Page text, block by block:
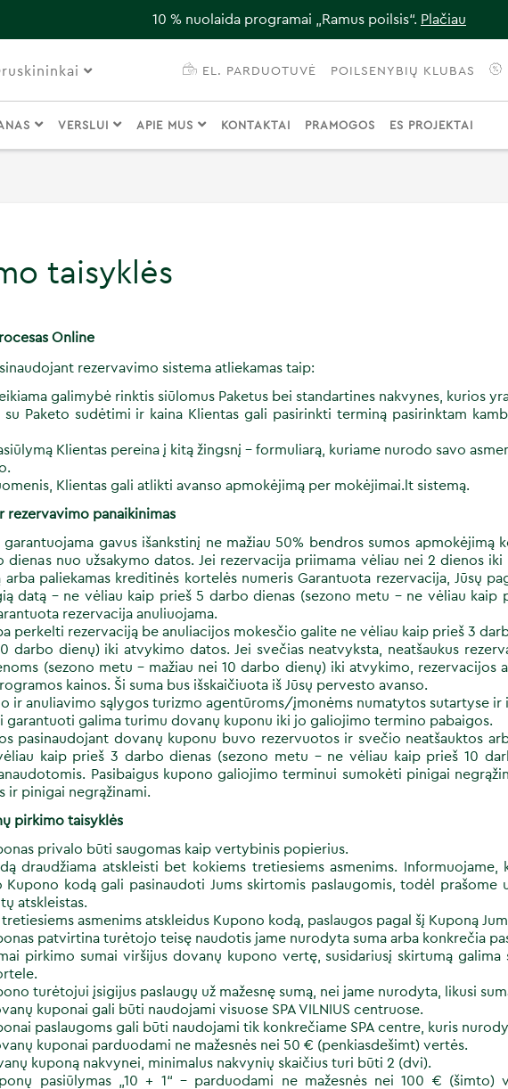
10 % nuolaida programai „Ramus poilsis“. Plačiau
EL. PARDUOTUVĖ POILSENYBIŲ KLUBAS
VERSLUI APIE MUS KONTAKTAI PRAMOGOS ES PROJEKTAI
taisyklės
Online
rezervavimo sistema atliekamas taip:
galimybė rinktis siūlomus Paketus bei standartines nakvynes, kurios
su Paketo sudėtimi ir kaina Klientas gali pasirinkti terminą pasirinktam
Klientas pereina į kitą žingsnį – formuliarą, kuriame nurodo savo
Klientas gali atlikti avanso apmokėjimą per mokėjimai.lt sistemą.
rezervavimo panaikinimas
garantuojama gavus išankstinį ne mažiau 50% bendros sumos
dienas nuo užsakymo datos. Jei rezervacija priimama vėliau nei 2 dienos
arba paliekamas kreditinės kortelės numeris Garantuota rezervacija, Jūsų
datą - ne vėliau kaip prieš 5 darbo dienas (sezono metu - ne vėliau kaip
rezervacija anuliuojama.
perkelti rezervaciją be anuliacijos mokesčio galite ne vėliau kaip prieš 3
darbo dienų) iki atvykimo datos. Jei svečias neatvyksta, neatšaukus
(sezono metu – mažiau nei 10 darbo dienų) iki atvykimo, rezervacijos
kainos. Ši suma bus išskaičiuota iš Jūsų pervesto avanso.
ir anuliavimo sąlygos turizmo agentūroms/įmonėms numatytos sutartyse ir
garantuoti galima turimu dovanų kuponu iki jo galiojimo termino pabaigos.
pasinaudojant dovanų kuponu buvo rezervuotos ir svečio neatšauktos
kaip prieš 3 darbo dienas (sezono metu - ne vėliau kaip prieš 10
Pasibaigus kupono galiojimo terminui sumokėti pinigai
ir pinigai negrąžinami.
pirkimo taisyklės
privalo būti saugomas kaip vertybinis popierius.
draudžiama atskleisti bet kokiems tretiesiems asmenims. Informuojame,
Kupono kodą gali pasinaudoti Jums skirtomis paslaugomis, todėl prašome
atskleistas.
tretiesiems asmenims atskleidus Kupono kodą, paslaugos pagal šį Kuponą
patvirtina turėtojo teisę naudotis jame nurodyta suma arba konkrečia
pirkimo sumai viršijus dovanų kupono vertę, susidariusį skirtumą
turėtojui įsigijus paslaugų už mažesnę sumą, nei jame nurodyta, likusi
kuponai gali būti naudojami visuose SPA VILNIUS centruose.
paslaugoms gali būti naudojami tik konkrečiame SPA centre, kuris
kuponai parduodami ne mažesnės nei 50 € (penkiasdešimt) vertės.
kuponą nakvynei, minimalus nakvynių skaičius turi būti 2 (dvi).
pasiūlymas „10 + 1“ - parduodami ne mažesnės nei 100 € (šimto)